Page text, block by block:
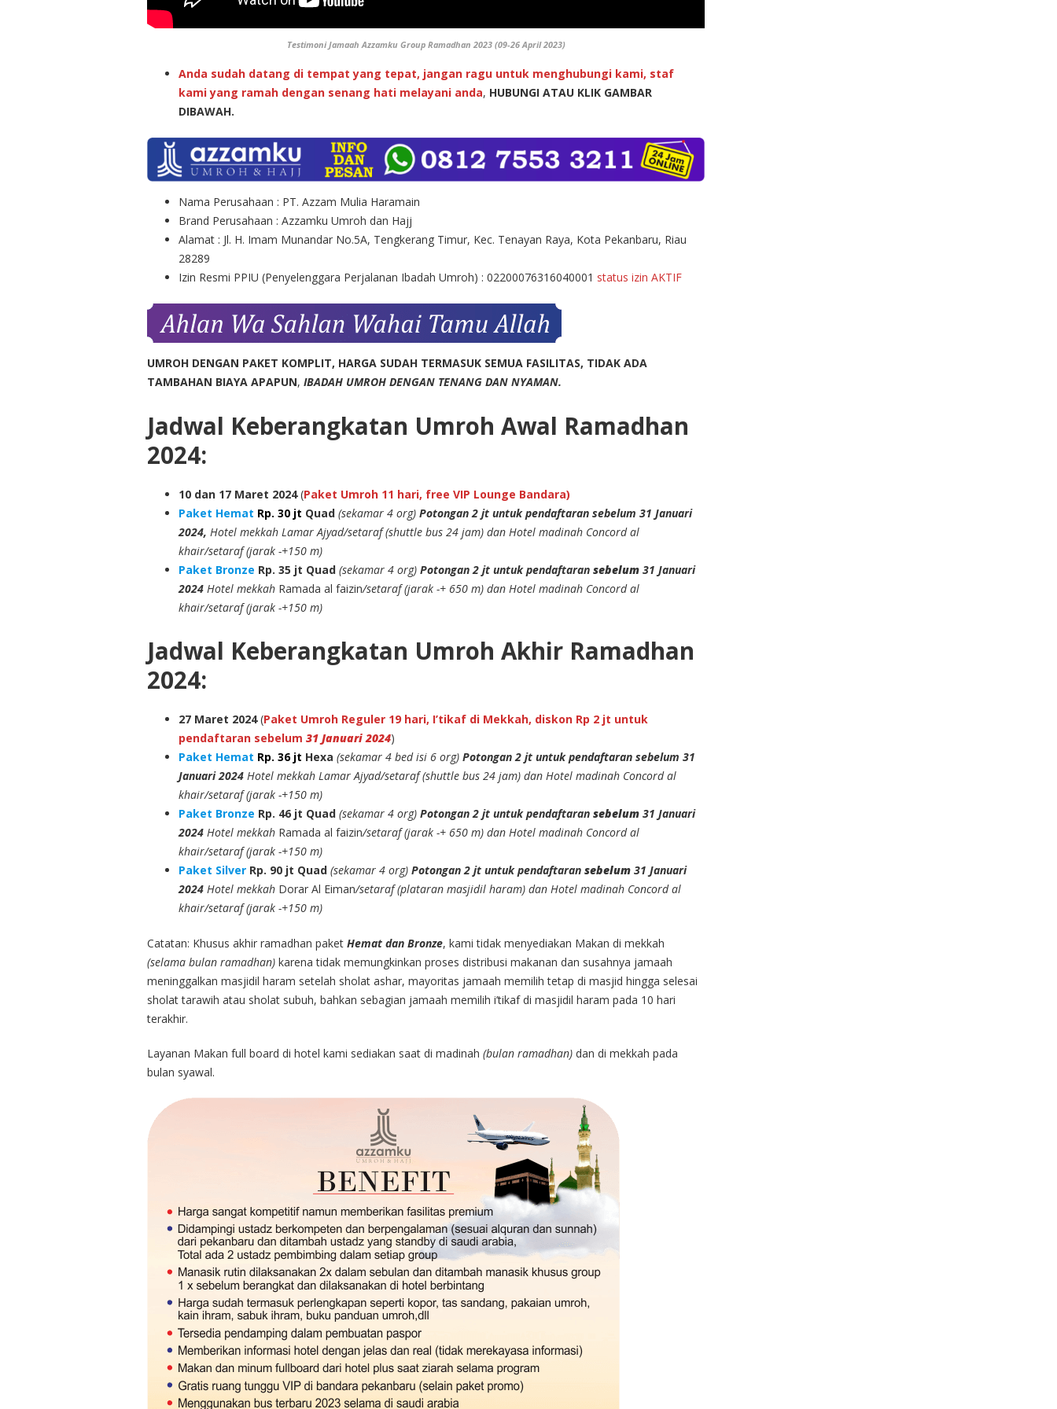
Testimoni Jamaah Azzamku Group Ramadhan 2023 (09-26 April 2023)
Anda sudah datang di tempat yang tepat, jangan ragu untuk menghubungi kami, staf
kami yang ramah dengan senang hati melayani anda, HUBUNGI ATAU KLIK GAMBAR
DIBAWAH.
Nama Perusahaan : PT. Azzam Mulia Haramain
Brand Perusahaan : Azzamku Umroh dan Hajj
Alamat : Jl. H. Imam Munandar No.5A, Tengkerang Timur, Kec. Tenayan Raya, Kota Pekanbaru, Riau
28289
Izin Resmi PPIU (Penyelenggara Perjalanan Ibadah Umroh) : 02200076316040001 status izin AKTIF
UMROH DENGAN PAKET KOMPLIT, HARGA SUDAH TERMASUK SEMUA FASILITAS, TIDAK ADA
TAMBAHAN BIAYA APAPUN, IBADAH UMROH DENGAN TENANG DAN NYAMAN.
Jadwal Keberangkatan Umroh Awal Ramadhan
2024:
10 dan 17 Maret 2024(Paket Umroh 11 hari, free VIP Lounge Bandara)
Paket Hemat Rp. 30 jt Quad (sekamar 4 org) Potongan 2 jt untuk pendaftaran sebelum 31 Januari
2024, Hotel mekkah Lamar Ajyad/setaraf (shuttle bus 24 jam) dan Hotel madinah Concord al
khair/setaraf (jarak -+150 m)
Paket Bronze Rp. 35 jt Quad (sekamar 4 org) Potongan 2 jt untuk pendaftaran sebelum 31 Januari
2024 Hotel mekkah Ramada al faizin/setaraf (jarak -+ 650 m) dan Hotel madinah Concord al
khair/setaraf (jarak -+150 m)
Jadwal Keberangkatan Umroh Akhir Ramadhan
2024:
27 Maret 2024(Paket Umroh Reguler 19 hari, I’tikaf di Mekkah, diskon Rp 2 jt untuk
pendaftaran sebelum 31 Januari 2024)
Paket Hemat Rp. 36 jt Hexa (sekamar 4 bed isi 6 org) Potongan 2 jt untuk pendaftaran sebelum 31
Januari 2024 Hotel mekkah Lamar Ajyad/setaraf (shuttle bus 24 jam) dan Hotel madinah Concord al
khair/setaraf (jarak -+150 m)
Paket Bronze Rp. 46 jt Quad (sekamar 4 org) Potongan 2 jt untuk pendaftaran sebelum 31 Januari
2024 Hotel mekkah Ramada al faizin/setaraf (jarak -+ 650 m) dan Hotel madinah Concord al
khair/setaraf (jarak -+150 m)
Paket Silver Rp. 90 jt Quad (sekamar 4 org) Potongan 2 jt untuk pendaftaran sebelum 31 Januari
2024 Hotel mekkah Dorar Al Eiman/setaraf (plataran masjidil haram) dan Hotel madinah Concord al
khair/setaraf (jarak -+150 m)
Catatan: Khusus akhir ramadhan paket Hemat dan Bronze, kami tidak menyediakan Makan di mekkah
(selama bulan ramadhan) karena tidak memungkinkan proses distribusi makanan dan susahnya jamaah
meninggalkan masjidil haram setelah sholat ashar, mayoritas jamaah memilih tetap di masjid hingga selesai
sholat tarawih atau sholat subuh, bahkan sebagian jamaah memilih i’tikaf di masjidil haram pada 10 hari
terakhir.
Layanan Makan full board di hotel kami sediakan saat di madinah (bulan ramadhan) dan di mekkah pada
bulan syawal.